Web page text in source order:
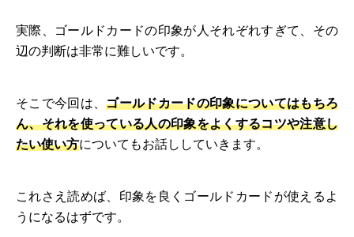
実際、ゴールドカードの印象が人それぞれすぎて、その
辺の判断は非常に難しいです。
そこで今回は、ゴールドカードの印象についてはもちろ
ん、それを使っている人の印象をよくするコツや注意し
たい使い方についてもお話ししていきます。
これさえ読めば、印象を良くゴールドカードが使えるよ
うになるはずです。